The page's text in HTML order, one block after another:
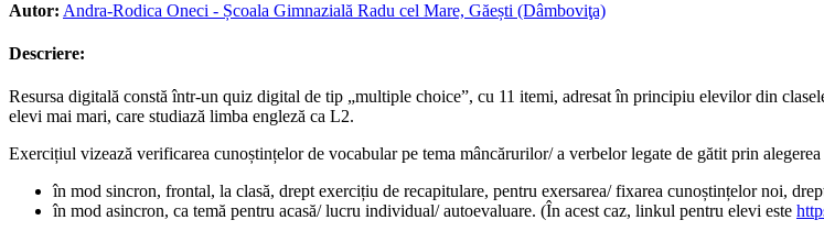
Autor: Andra-Rodica Oneci - Școala Gimnazială Radu cel Mare, Găești (Dâmboviţa)
Descriere:
Resursa digitală constă într-un quiz digital de tip „multiple choice”, cu 11 itemi, adresat în principiu elevilor din
elevi mai mari, care studiază limba engleză ca L2.
Exercițiul vizează verificarea cunoștințelor de vocabular pe tema mâncărurilor/ a verbelor legate de gătit prin
în mod sincron, frontal, la clasă, drept exercițiu de recapitulare, pentru exersarea/ fixarea cunoștințelor noi,
în mod asincron, ca temă pentru acasă/ lucru individual/ autoevaluare. (În acest caz, linkul pentru elevi este